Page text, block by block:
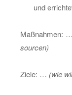
und
Maß­nah­men: …
sour­cen)
Ziele: … (wie